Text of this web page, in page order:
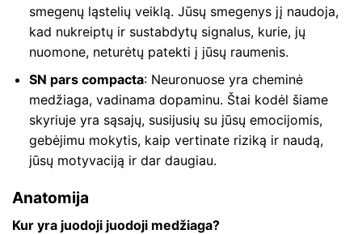
smegenų ląstelių veiklą. Jūsų smegenys jį naudoja,
kad nukreiptų ir sustabdytų signalus, kurie, jų
nuomone, neturėtų patekti į jūsų raumenis.
SN pars compacta: Neuronuose yra cheminė
medžiaga, vadinama dopaminu. Štai kodėl šiame
skyriuje yra sąsajų, susijusių su jūsų emocijomis,
gebėjimu mokytis, kaip vertinate riziką ir naudą,
jūsų motyvaciją ir dar daugiau.
Anatomija
Kur yra juodoji juodoji medžiaga?